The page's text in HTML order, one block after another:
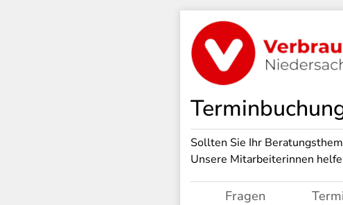
Sollten Sie Ihr
Unsere Mitarbeiterinnen
Fragen